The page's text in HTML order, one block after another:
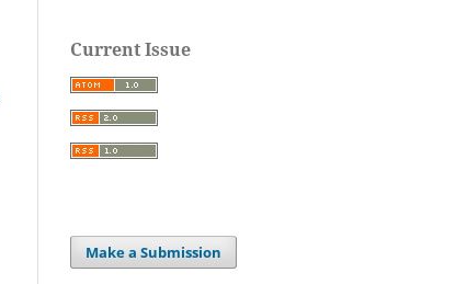
Current Issue
Make a Submission